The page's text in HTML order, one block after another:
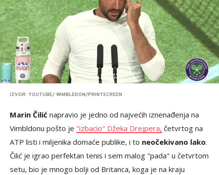
IZVOR: YOUTUBE/ WIMBLEDON/PRINTSCREEN
Marin Čilić napravio je jedno od najvećih iznenađenja na
Vimbldonu pošto je "izbacio" Džeka Drejpera, četvrtog na
ATP listi i miljenika domaće publike, i to neočekivano lako.
Čilić je igrao perfektan tenis i sem malog "pada" u četvrtom
setu, bio je mnogo bolji od Britanca, koga je na kraju